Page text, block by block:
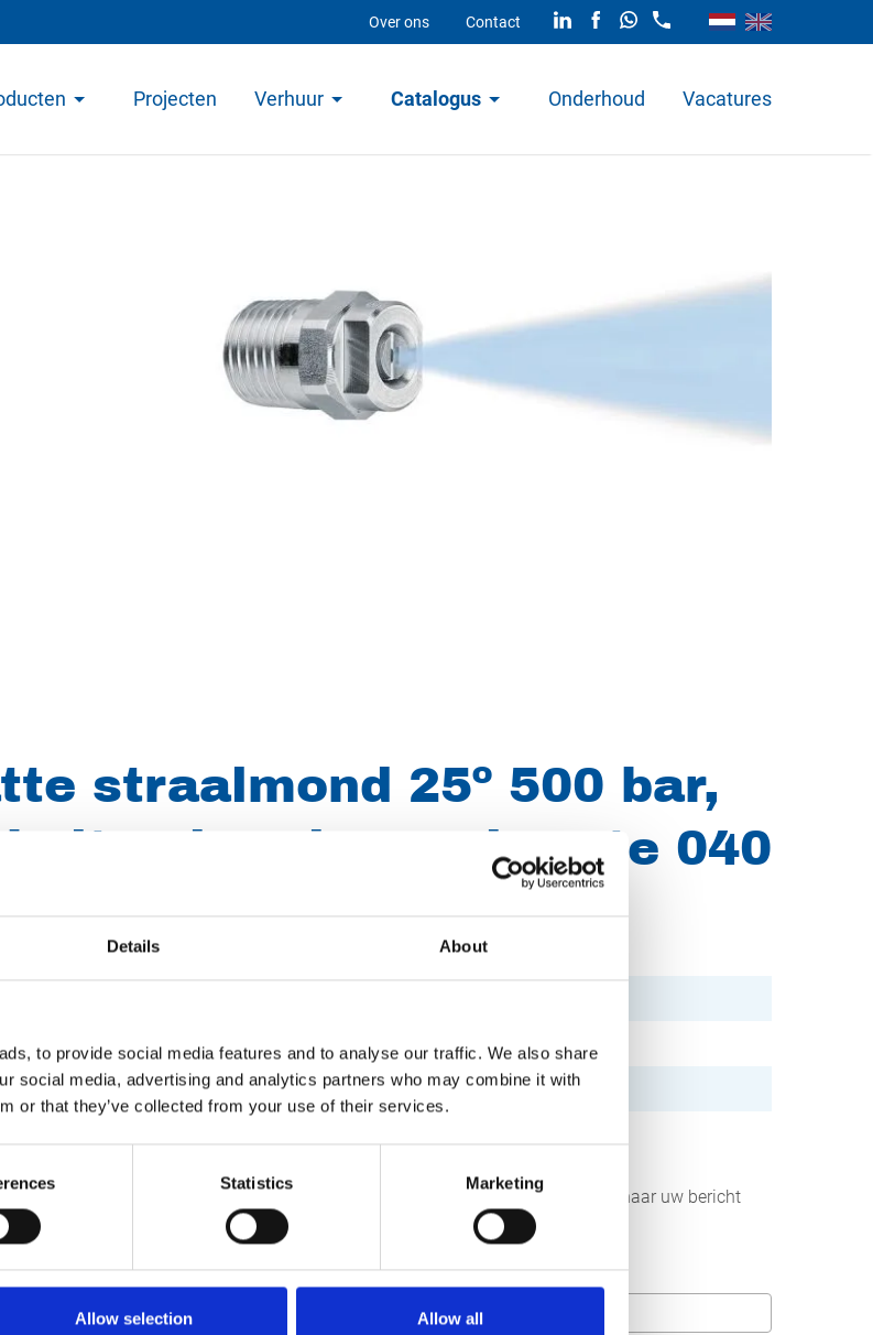
Details About
to provide social media features and to analyse our traffic. We also share
social media, advertising and analytics partners who may combine it with
or that they’ve collected from your use of their services.
Statistics Marketing
Allow selection Allow all
Over ons Contact
Projecten Verhuur Catalogus Onderhoud Vacatures
straalmond 25º 500 bar,
mond grote 040
021007040002540
Onderdelen
en opmerkingen kunt u via onderstaand formulier aan ons sturen. Wij streven ernaar uw bericht
te beantwoorden.